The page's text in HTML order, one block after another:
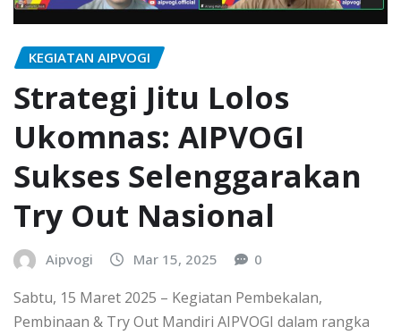
KEGIATAN AIPVOGI
Strategi Jitu Lolos
Ukomnas: AIPVOGI
Sukses Selenggarakan
Try Out Nasional
Aipvogi Mar 15, 2025 0
Sabtu, 15 Maret 2025 – Kegiatan Pembekalan,
Pembinaan & Try Out Mandiri AIPVOGI dalam rangka